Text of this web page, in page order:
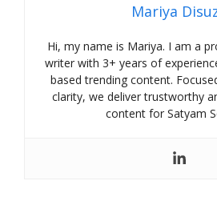
Mariya
Hi, my name is Mariya. I am a
writer with 3+ years of
based trending content.
clarity, we deliver trustworthy
content for Satyam